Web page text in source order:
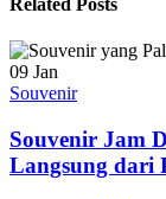
09 Jan
Souvenir
Souvenir Jam
Langsung dari